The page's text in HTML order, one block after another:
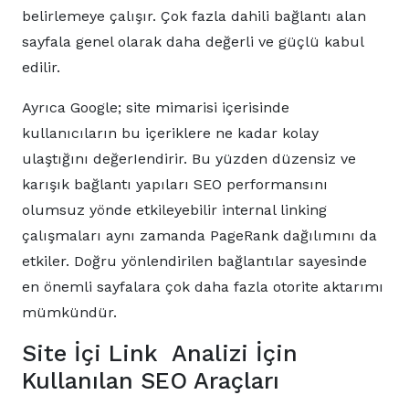
belirlemeye çalışır. Çok fazla dahili bağlantı alan
sayfala genel olarak daha değerli ve güçlü kabul
edilir.
Ayrıca Google; site mimarisi içerisinde
kullanıcıların bu içeriklere ne kadar kolay
ulaştığını değerIendirir. Bu yüzden düzensiz ve
karışık bağlantı yapıları SEO performansını
olumsuz yönde etkileyebilir internal linking
çalışmaları aynı zamanda PageRank dağılımını da
etkiler. Doğru yönlendirilen bağlantılar sayesinde
en önemli sayfalara çok daha fazla otorite aktarımı
mümkündür.
Site İçi Link Analizi İçin
Kullanılan SEO Araçları